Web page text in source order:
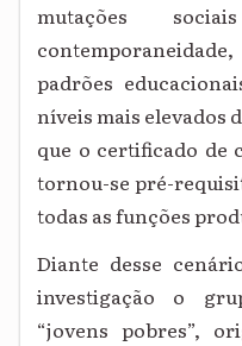
mutações
padrões
níveis mais elevados
que o certificado de
tornou-se pré-
todas as funções
Diante desse
investigação o
“jovens pobres”,